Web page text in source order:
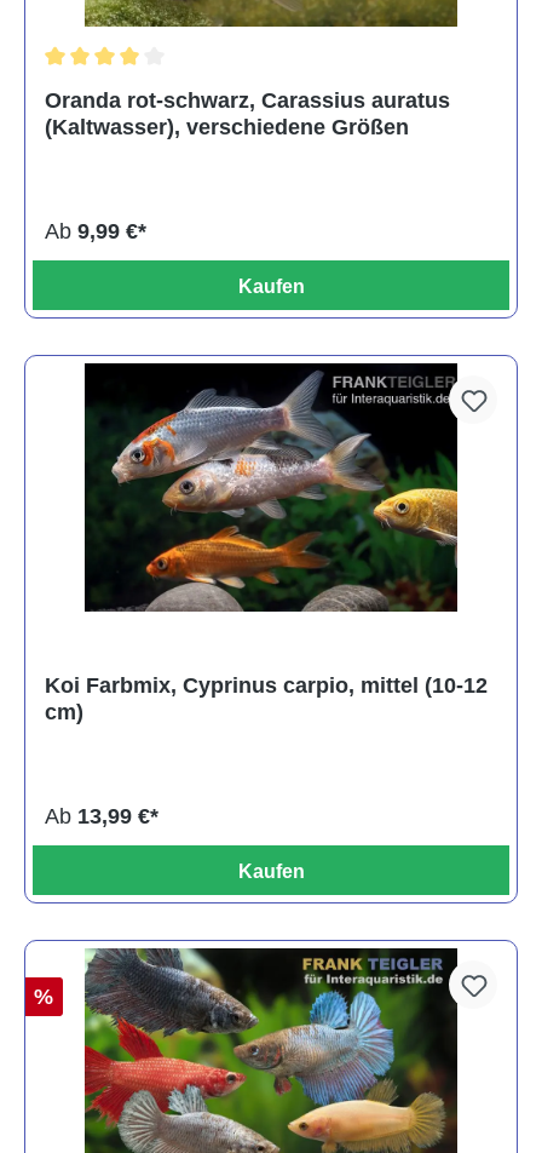
Oranda rot-schwarz, Carassius auratus
(Kaltwasser), verschiedene Größen
Ab 9,99 €*
Kaufen
Koi Farbmix, Cyprinus carpio, mittel (10-12
cm)
Ab 13,99 €*
Kaufen
%